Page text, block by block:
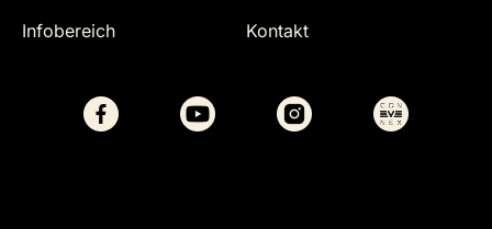
Infobereich
Kontakt